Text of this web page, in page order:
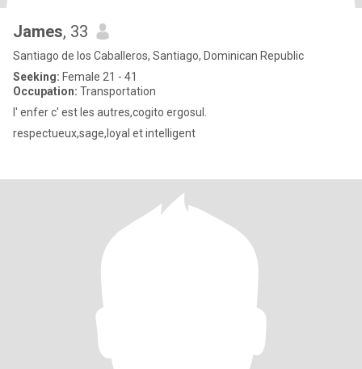
James, 33
Santiago de los Caballeros, Santiago, Dominican Republic
Seeking: Female 21 - 41
Occupation: Transportation
l' enfer c' est les autres,cogito ergosul.
respectueux,sage,loyal et intelligent